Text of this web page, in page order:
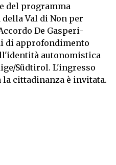
del programma
Val di Non per
De Gasperi-
di approfondimento
autonomistica
Südtirol. L'ingresso
cittadinanza è invitata.